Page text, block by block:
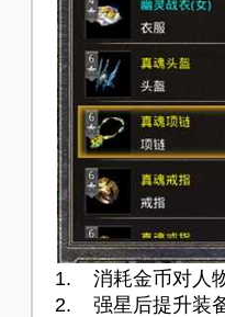
1. 消耗金币对人
2. 强星后提升装